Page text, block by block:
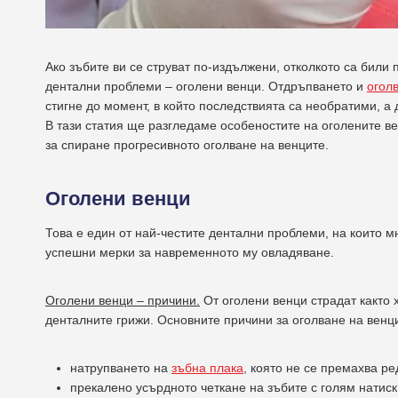
Ако зъбите ви се струват по-издължени, отколкото са
дентални проблеми – оголени венци. Отдръпването и
стигне до момент, в който последствията са необратими,
В тази статия ще разгледаме особеностите на оголените
за спиране прогресивното оголване на венците.
Оголени венци
Това е един от най-честите дентални проблеми, на които
успешни мерки за навременното му овладяване.
Оголени венци – причини. От оголени венци страдат както
денталните грижи. Основните причини за оголване на
натрупването на зъбна плака , която не се премахва
прекалено усърдното четкане на зъбите с голям